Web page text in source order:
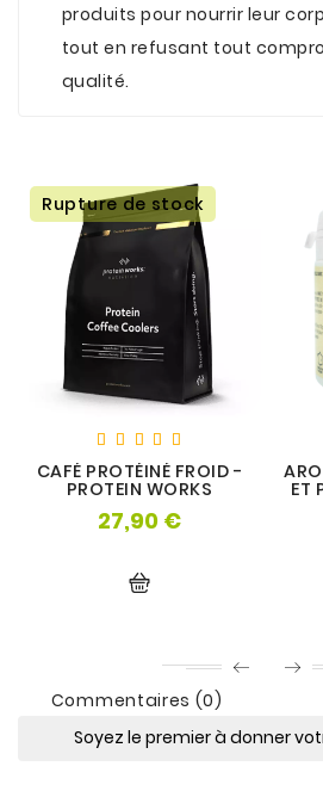
produits pour nourrir leur
tout en refusant tout
qualité.
Rupture de stock
CAFÉ PROTÉINÉ FROID -
PROTEIN WORKS
27,90 €Prix
ET
Commentaires (0)
Soyez le premier à donner